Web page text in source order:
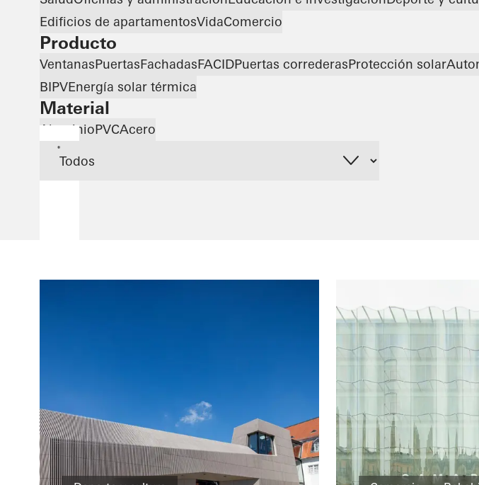
Edificios de apartamentosVidaComercio
Producto
VentanasPuertasFachadasFACIDPuertas correderasProtección solar
BIPVEnergía solar térmica
Material
AluminioPVCAcero
*